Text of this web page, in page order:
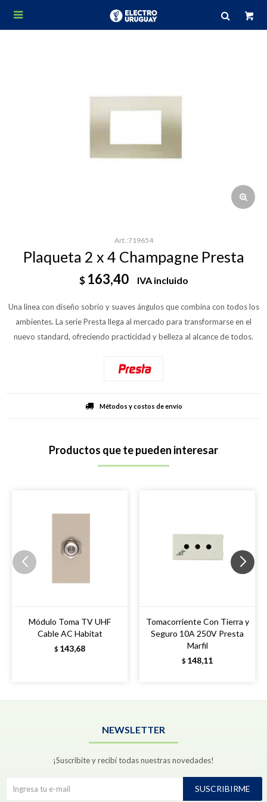

719654
Plaqueta 2 x 4 Champagne Presta
$ 163,40 IVA incluido
Una línea con diseño sobrio y suaves ángulos que combina con todos los
ambientes. La serie Presta llega al mercado para transformarse en el
nuevo standard, ofreciendo practicidad y belleza al alcance de todos.
Métodos y costos de envío
Productos que te pueden interesar
Módulo Toma TV UHF
Cable AC Habitat
$ 143,68
Tomacorriente Con Tierra y
Seguro 10A 250V Presta
Marfil
$ 148,11
NEWSLETTER
¡Suscribite y recibí todas nuestras novedades!
SUSCRIBIRME